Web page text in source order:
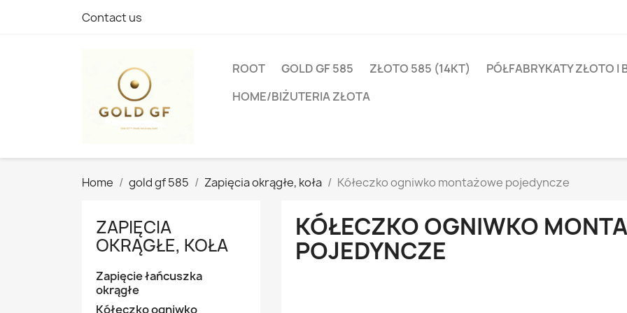
Contact us
ROOT GOLD GF 585 ZŁOTO 585 (14KT) PÓŁFABRYKATY ZŁOTO I
HOME/BIŻUTERIA ZŁOTA
Home gold gf 585 Zapięcia okrągłe, koła Kółeczko ogniwko montażowe pojedyncze
ZAPIĘCIA
OKRĄGŁE, KOŁA
Zapięcie łańcuszka
okrągłe
Kółeczko ogniwko
KÓŁECZKO OGNIWKO
POJEDYNCZE